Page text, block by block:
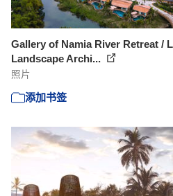
Gallery of Namia River Retreat /
Landscape Archi...
照片
添加书签